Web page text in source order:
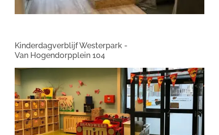
Kinderdagverblijf Westerpark -
Van Hogendorpplein 104